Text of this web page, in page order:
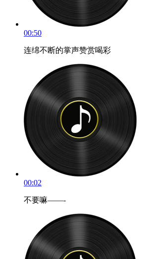
00:50
连绵不断的掌声赞赏喝彩
00:02
不要嘛——-